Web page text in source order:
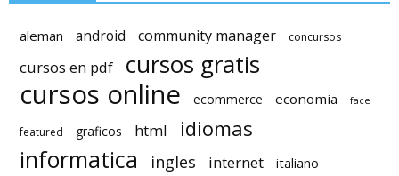
aleman android community manager concursos
cursos en pdf cursos gratis
cursos online ecommerce economia face
featured graficos html idiomas
informatica ingles internet italiano